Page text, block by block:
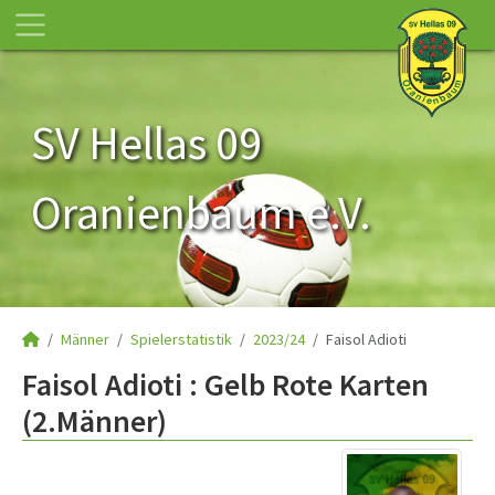
SV Hellas 09
Oranienbaum e.V.
Männer Spielerstatistik 2023/24 Faisol Adioti
Faisol Adioti : Gelb Rote Karten
(2.Männer)